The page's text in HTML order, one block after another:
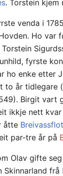
. Torstein kjem
venda i
Ho var
fyrste
ho enke etter
to år tidlegare
Birgit vart
ikkje nett
åtte
par-tre år på
Olav gifte
Skinnarland frå